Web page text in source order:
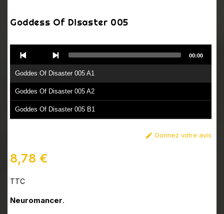
Goddess Of Disaster 005
Player
Goddes Of Disaster 005 A1
Goddes Of Disaster 005 A2
Goddes Of Disaster 005 B1
Goddes Of Disaster 005 B4
00:00
 Donnez votre avis
8,78 €
TTC
Neuromancer.